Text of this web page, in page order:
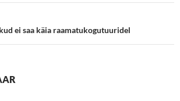
ei saa käia raamatukogutuuridel